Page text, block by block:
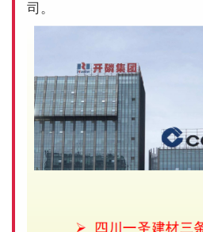
司。